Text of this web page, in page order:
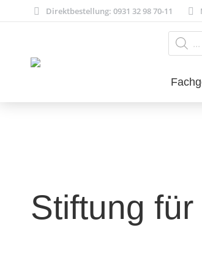
Direktbestellung: 0931 32 98 70-11
search
Stiftung